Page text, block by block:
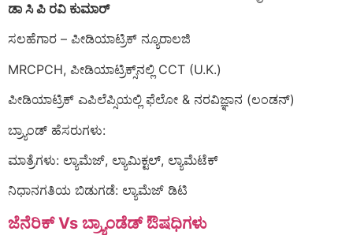
ಡಾ ಸಿ ಪಿ ರವಿ ಕುಮಾರ್
ಸಲಹೆಗಾರ – ಪೀಡಿಯಾಟ್ರಿಕ್ ನ್ಯೂರಾಲಜಿ
MRCPCH, ಪೀಡಿಯಾಟ್ರಿಕ್ಸ್‌ನಲ್ಲಿ CCT (U.K.)
ಪೀಡಿಯಾಟ್ರಿಕ್ ಎಪಿಲೆಪ್ಸಿಯಲ್ಲಿ ಫೆಲೋ & ನರವಿಜ್ಞಾನ (ಲಂಡನ್)
ಬ್ರ್ಯಾಂಡ್ ಹೆಸರುಗಳು:
ಮಾತ್ರೆಗಳು: ಲ್ಯಾಮೆಜ್, ಲ್ಯಾಮಿಕ್ಟಲ್, ಲ್ಯಾಮೆಟೆಕ್
ನಿಧಾನಗತಿಯ ಬಿಡುಗಡೆ: ಲ್ಯಾಮೆಜ್ ಡಿಟಿ
ಜೆನೆರಿಕ್ Vs ಬ್ರ್ಯಾಂಡೆಡ್ ಔಷಧಿಗಳು